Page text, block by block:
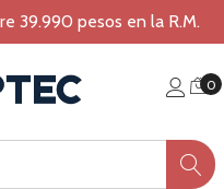
39.990 pesos en la R.M.
0